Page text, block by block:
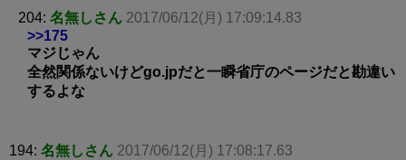
204: 名無しさん 2017/06/12(月) 17:09:14.83
>>175
マジじゃん
全然関係ないけどgo.jpだと一瞬省庁のページだと勘違い
するよな
194: 名無しさん 2017/06/12(月) 17:08:17.63